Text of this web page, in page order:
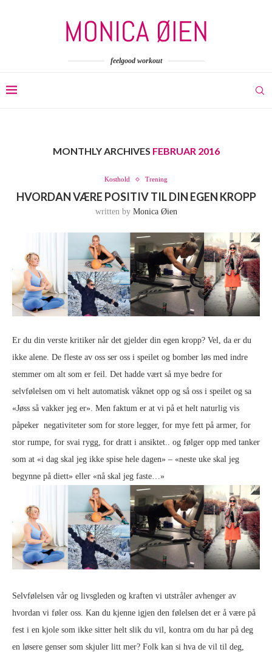
feelgood workout
MONTHLY ARCHIVES FEBRUAR 2016
Kosthold Trening
HVORDAN VÆRE POSITIV TIL DIN EGEN KROPP
written by Monica Øien
Er du din verste kritiker når det gjelder din egen kropp? Vel, da er du
ikke alene. De fleste av oss ser oss i speilet og bomber løs med indre
stemmer om alt som er feil. Det hadde vært så mye bedre for
selvfølelsen om vi helt automatisk våknet opp og så oss i speilet og sa
«Jøss så vakker jeg er». Men faktum er at vi på et helt naturlig vis
påpeker negativiteter som for store legger, for mye fett på armer, for
stor rumpe, for svai rygg, for dratt i ansiktet.. og følger opp med tanker
som at «i dag skal jeg ikke spise hele dagen» – «neste uke skal jeg
begynne på diett» eller «nå skal jeg faste…»
Selvfølelsen vår og livsgleden og kraften vi utstråler avhenger av
hvordan vi føler oss. Kan du kjenne igjen den følelsen det er å være på
fest i en kjole som ikke sitter helt slik du vil, kontra om du har på deg
en løsere genser som skjuler litt mer? Folk kan si hva de vil til deg,